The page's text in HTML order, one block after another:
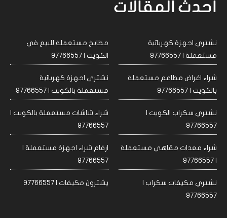
احدث المقالات
نشتري اجهزة كهربائية
مستعملة | 97766557
مطابخ مستعملة للبيع في
الكويت | 97766557
شراء اغراض مطاعم مستعملة
بالكويت | 97766557
نشتري اجهزة كهربائية
مستعملة بالكويت | 97766557
نشتري سكراب الكويت |
97766557
شراء شاشات مستعملة بالكويت |
97766557
شراء معدات مقاهي مستعملة
| 97766557
ارقام شراء اجهزة مستعملة |
97766557
نشتري مكيفات سكراب |
97766557
يشترون مكيفات | 97766557